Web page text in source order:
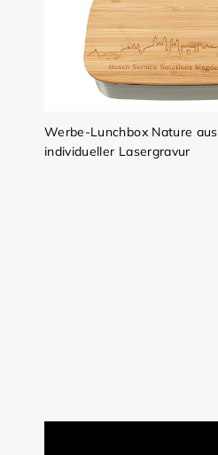
Werbe-Lunchbox Nature
individueller Lasergravur